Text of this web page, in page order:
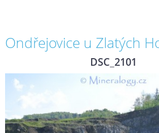
Ondřejovice u Zlatých
DSC_2101